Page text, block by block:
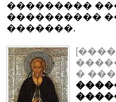
���������
����������
�������.
�